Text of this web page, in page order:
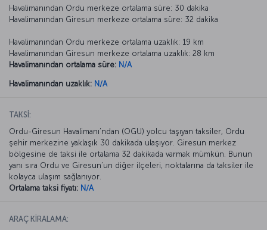
Havalimanından Ordu merkeze ortalama süre: 30 dakika
Havalimanından Giresun merkeze ortalama süre: 32 dakika
Havalimanından Ordu merkeze ortalama uzaklık: 19 km
Havalimanından Giresun merkeze ortalama uzaklık: 28 km
Havalimanından ortalama süre: N/A
Havalimanından uzaklık: N/A
TAKSİ:
Ordu-Giresun Havalimanı’ndan (OGU) yolcu taşıyan taksiler, Ordu
şehir merkezine yaklaşık 30 dakikada ulaşıyor. Giresun merkez
bölgesine de taksi ile ortalama 32 dakikada varmak mümkün. Bunun
yanı sıra Ordu ve Giresun’un diğer ilçeleri, noktalarına da taksiler ile
kolayca ulaşım sağlanıyor.
Ortalama taksi fiyatı: N/A
ARAÇ KİRALAMA: